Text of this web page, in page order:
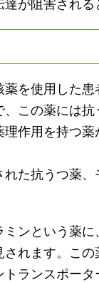
が阻害される
を使用した患
、この薬には抗
作用を持つ薬
れた抗うつ薬
ミンという薬
れます。この
ランスポー